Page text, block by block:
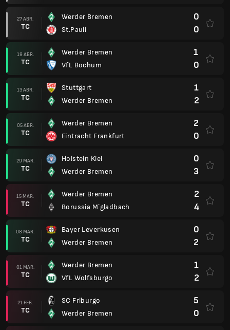
27 ABR.
TC
Werder Bremen
St.Pauli
0
0
19 ABR.
TC
Werder Bremen
VfL Bochum
1
0
13 ABR.
TC
Stuttgart
Werder Bremen
1
2
05 ABR.
TC
Werder Bremen
Eintracht Frankfurt
2
0
29 MAR.
TC
Holstein Kiel
Werder Bremen
0
3
15 MAR.
TC
Werder Bremen
Borussia M´gladbach
2
4
08 MAR.
TC
Bayer Leverkusen
Werder Bremen
0
2
01 MAR.
TC
Werder Bremen
VfL Wolfsburgo
1
2
21 FEB.
TC
SC Friburgo
Werder Bremen
5
0